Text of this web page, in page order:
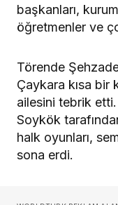
başkanları,
öğretmenler ve
Törende
Çaykara kısa bir
ailesini tebrik
Soykök
halk oyunları,
sona erdi.